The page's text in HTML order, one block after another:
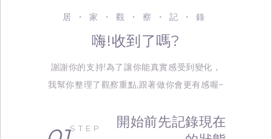
居・家・觀・察・記・錄
嗨!收到了嗎?
謝謝你的支持!為了讓你能真實感受到變化，
我幫你整理了觀察重點,跟著做你會更有感喔~
STEP
開始前先記錄現在